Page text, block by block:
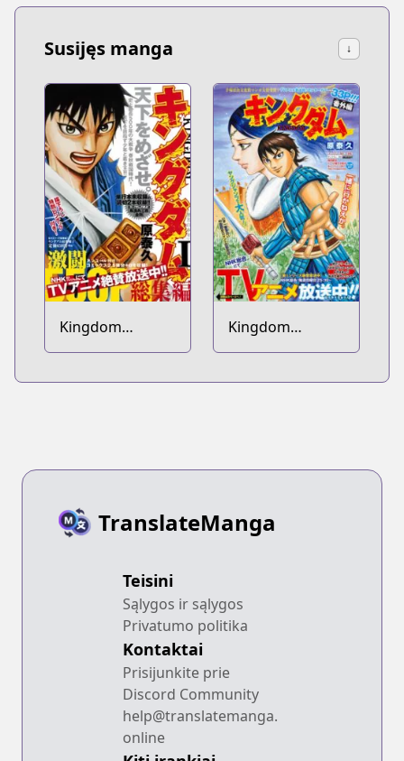
Susijęs manga ↓
Kingdom
Soushuuhen
Kingdom
Bangai-hen
TranslateManga
Teisini
Sąlygos ir sąlygos
Privatumo politika
Kontaktai
Prisijunkite prie
Discord Community
help@translatemanga.
online